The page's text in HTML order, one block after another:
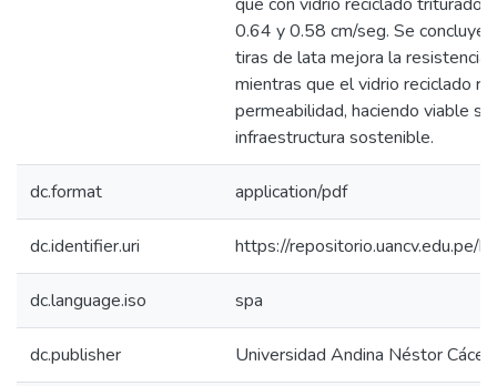
0.64 y 0.58 cm/seg. Se concluye
tiras de lata mejora la resistencia
mientras que el vidrio reciclado
permeabilidad, haciendo viable su
infraestructura sostenible.
dc.format application/pdf
dc.identifier.uri https://repositorio.uancv.edu.pe/
dc.language.iso spa
dc.publisher Universidad Andina Néstor